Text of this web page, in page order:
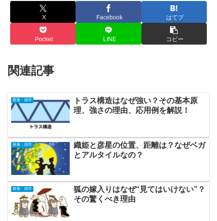
X Facebook はてブ
Pocket LINE コピー
関連記事
教養・雑学
トラス構造はなぜ強い？その基本原
理、強さの理由、応用例を解説！
教養・雑学
織姫と彦星の位置、距離は？なぜベガ
とアルタイルなの？
教養・雑学
狐の嫁入りはなぜ“見てはいけない”？
その驚くべき理由